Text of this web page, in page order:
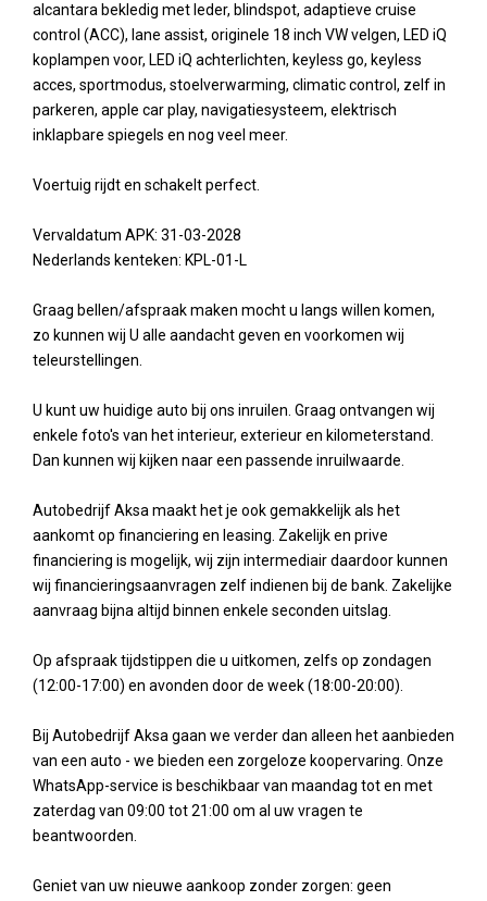
alcantara bekledig met leder, blindspot, adaptieve cruise
control (ACC), lane assist, originele 18 inch VW velgen, LED iQ
koplampen voor, LED iQ achterlichten, keyless go, keyless
acces, sportmodus, stoelverwarming, climatic control, zelf in
parkeren, apple car play, navigatiesysteem, elektrisch
inklapbare spiegels en nog veel meer.
Voertuig rijdt en schakelt perfect.
Vervaldatum APK: 31-03-2028
Nederlands kenteken: KPL-01-L
Graag bellen/afspraak maken mocht u langs willen komen,
zo kunnen wij U alle aandacht geven en voorkomen wij
teleurstellingen.
U kunt uw huidige auto bij ons inruilen. Graag ontvangen wij
enkele foto's van het interieur, exterieur en kilometerstand.
Dan kunnen wij kijken naar een passende inruilwaarde.
Autobedrijf Aksa maakt het je ook gemakkelijk als het
aankomt op financiering en leasing. Zakelijk en prive
financiering is mogelijk, wij zijn intermediair daardoor kunnen
wij financieringsaanvragen zelf indienen bij de bank. Zakelijke
aanvraag bijna altijd binnen enkele seconden uitslag.
Op afspraak tijdstippen die u uitkomen, zelfs op zondagen
(12:00-17:00) en avonden door de week (18:00-20:00).
Bij Autobedrijf Aksa gaan we verder dan alleen het aanbieden
van een auto - we bieden een zorgeloze koopervaring. Onze
WhatsApp-service is beschikbaar van maandag tot en met
zaterdag van 09:00 tot 21:00 om al uw vragen te
beantwoorden.
Geniet van uw nieuwe aankoop zonder zorgen: geen